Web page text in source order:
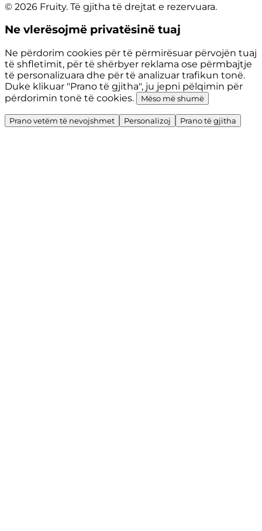
© 2026 Fruity. Të gjitha të drejtat e rezervuara.
Ne vlerësojmë privatësinë tuaj
Ne përdorim cookies për të përmirësuar përvojën tuaj
të shfletimit, për të shërbyer reklama ose përmbajtje
të personalizuara dhe për të analizuar trafikun tonë.
Duke klikuar "Prano të gjitha", ju jepni pëlqimin për
përdorimin tonë të cookies.
Mëso më shumë
Prano vetëm të nevojshmet Personalizoj Prano të gjitha